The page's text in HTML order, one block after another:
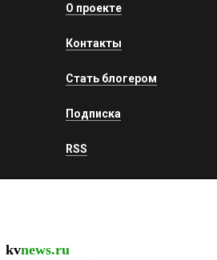
О проекте
Контакты
Стать блогером
Подписка
RSS
kvnews.ru